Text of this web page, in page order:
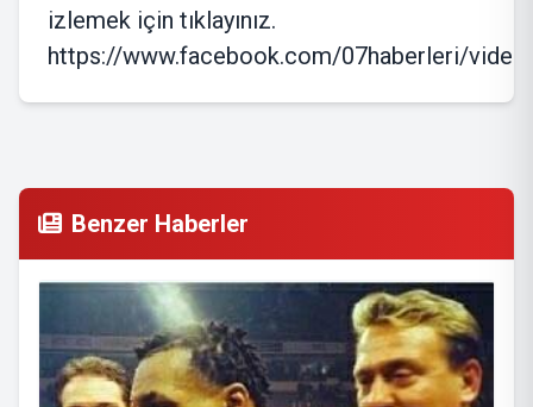
izlemek için tıklayınız.
https://www.facebook.com/07haberleri/
Benzer Haberler